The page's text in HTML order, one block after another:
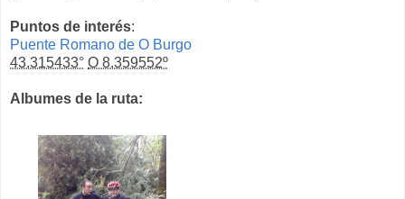
Puntos de interés:
Puente Romano de O Burgo
43.315433° O 8.359552º
Albumes de la ruta: